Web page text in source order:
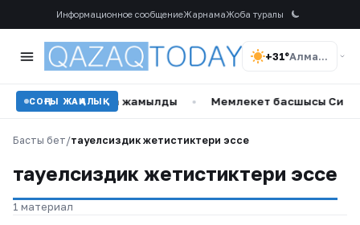
Информационное сообщениеЖарнамаЖоба туралы
+31° Алматы
СОҢҒЫ ЖАҢАЛЫҚ
отбасы қара жамылды Мемлекет басшысы
Басты бет/тауелсиздик жетистиктери эссе
тауелсиздик жетистиктери эссе
1 материал